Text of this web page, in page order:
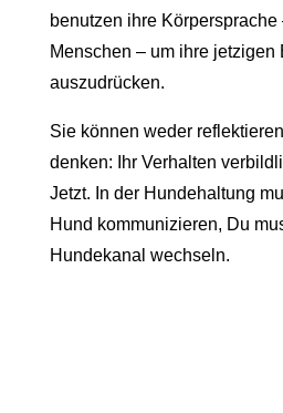
benutzen ihre
Menschen – um ihre jetzigen
auszudrücken.
Sie können weder
denken: Ihr Verhalten
Jetzt. In der Hundehaltung
Hund kommunizieren, Du
Hundekanal wechseln.